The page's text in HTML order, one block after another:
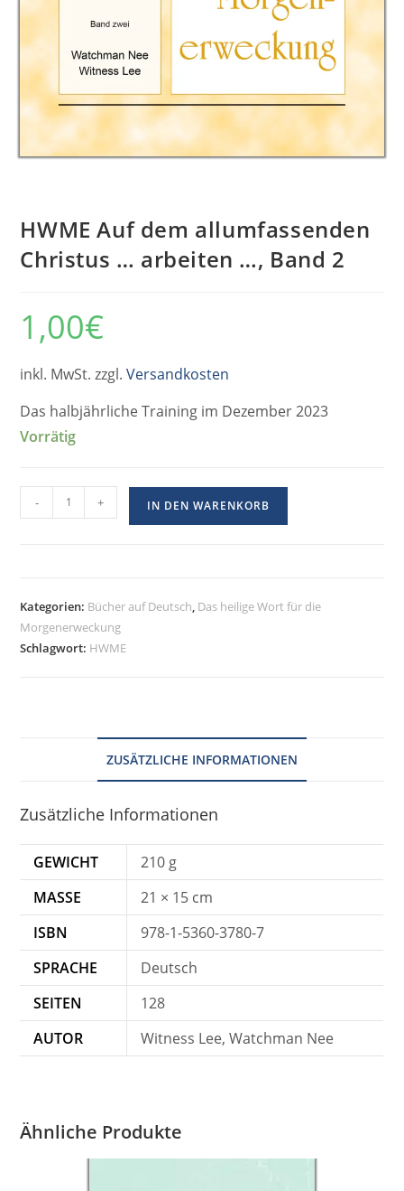
HWME Auf dem allumfassenden
Christus … arbeiten …, Band 2
1,00€
inkl. MwSt. zzgl.Versandkosten
Das halbjährliche Training im Dezember 2023
Vorrätig
- + IN DEN WARENKORB
Kategorien: Bücher auf Deutsch Das heilige Wort für die
Morgenerweckung
Schlagwort: HWME
ZUSÄTZLICHE INFORMATIONEN
Zusätzliche Informationen
GEWICHT
210 g
MASSE
21 × 15 cm
ISBN
978-1-5360-3780-7
SPRACHE
Deutsch
SEITEN
128
AUTOR
Witness Lee, Watchman Nee
Ähnliche Produkte